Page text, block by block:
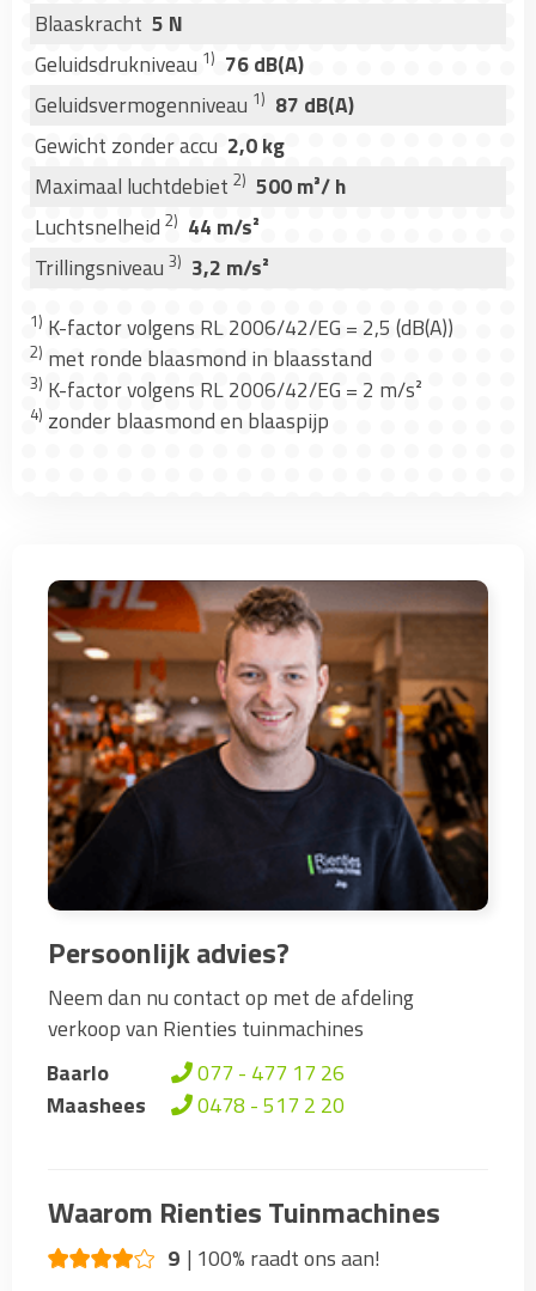
Blaaskracht 5 N
Geluidsdrukniveau 1) 76 dB(A)
Geluidsvermogenniveau 1) 87 dB(A)
Gewicht zonder accu 2,0 kg
Maximaal luchtdebiet 2) 500 m³/ h
Luchtsnelheid 2) 44 m/s²
Trillingsniveau 3) 3,2 m/s²
1) K-factor volgens RL 2006/42/EG = 2,5 (dB(A))
2) met ronde blaasmond in blaasstand
3) K-factor volgens RL 2006/42/EG = 2 m/s²
4) zonder blaasmond en blaaspijp
Persoonlijk advies?
Neem dan nu contact op met de afdeling
verkoop van Rienties tuinmachines
Baarlo
077 - 477 17 26
Maashees
0478 - 517 2 20
Waarom Rienties Tuinmachines
9 100% raadt ons aan!